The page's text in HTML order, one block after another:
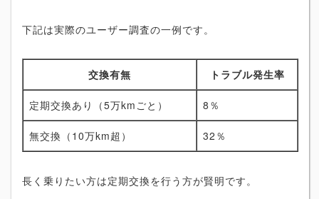
下記は実際のユーザー調査の一例です。
交換有無 トラブル発生率
定期交換あり（5万kmごと） 8％
無交換（10万km超） 32％
長く乗りたい方は定期交換を行う方が賢明です。